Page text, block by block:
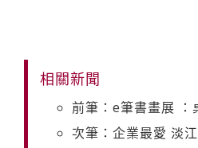
相關新聞
前筆：e筆書畫展 ：
次筆：企業最愛 淡